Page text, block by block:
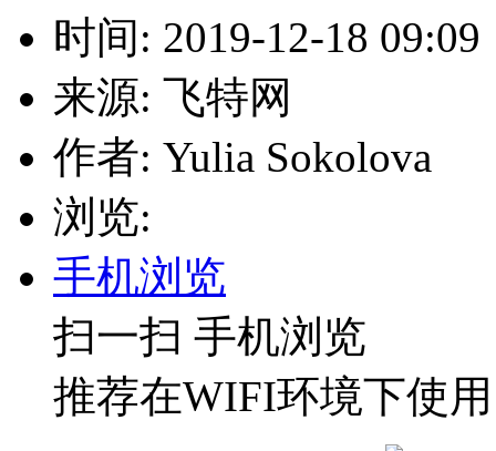
时间: 2019-12-18 09:09
来源: 飞特网
作者: Yulia Sokolova
浏览:
手机浏览
扫一扫 手机浏览
推荐在WIFI环境下使用